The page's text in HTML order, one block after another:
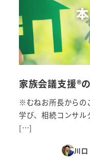
家族会議支援®︎
※むねお所長からの
学び、相続コンサル
[…]
川